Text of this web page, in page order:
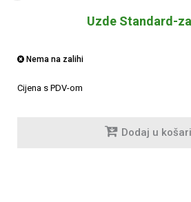
Uzde Standard-
Nema na zalihi
Cijena s PDV-om
Dodaj u